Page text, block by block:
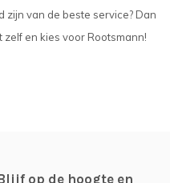
van de beste service? Dan
zelf en kies voor Rootsmann!
op de hoogte en